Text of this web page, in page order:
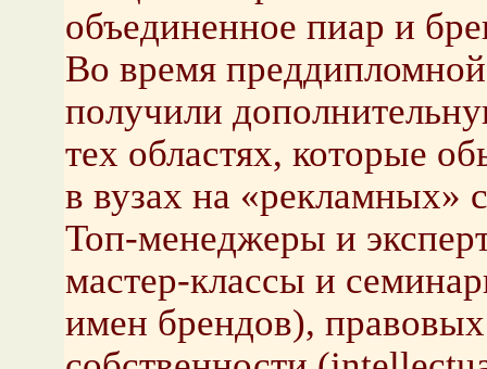
объединенное пиар и
Во время
получили
тех областях, которые
в вузах на «рекламных»
Топ-менеджеры и
мастер-классы и
имен брендов),